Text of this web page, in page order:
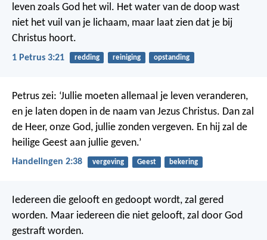
leven zoals God het wil. Het water van de doop wast
niet het vuil van je lichaam, maar laat zien dat je bij
Christus hoort.
1 Petrus 3:21 redding reiniging opstanding
Petrus zei: ‘Jullie moeten allemaal je leven veranderen,
en je laten dopen in de naam van Jezus Christus. Dan zal
de Heer, onze God, jullie zonden vergeven. En hij zal de
heilige Geest aan jullie geven.’
Handelingen 2:38 vergeving Geest bekering
Iedereen die gelooft en gedoopt wordt, zal gered
worden. Maar iedereen die niet gelooft, zal door God
gestraft worden.